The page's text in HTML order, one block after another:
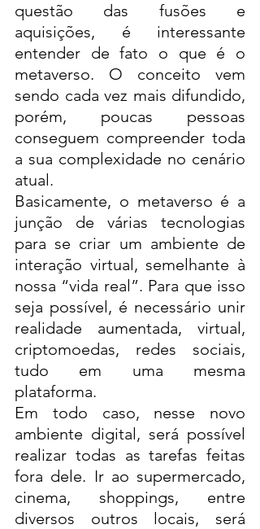
questão das fusões e
aquisições, é interessante
entender de fato o que é o
metaverso. O conceito vem
sendo cada vez mais difundido,
porém, poucas pessoas
conseguem compreender toda
a sua complexidade no cenário
atual.
Basicamente, o metaverso é a
junção de várias tecnologias
para se criar um ambiente de
interação virtual, semelhante à
nossa “vida real”. Para que isso
seja possível, é necessário unir
realidade aumentada, virtual,
criptomoedas, redes sociais,
tudo em uma mesma
plataforma.
Em todo caso, nesse novo
ambiente digital, será possível
realizar todas as tarefas feitas
fora dele. Ir ao supermercado,
cinema, shoppings, entre
diversos outros locais, será